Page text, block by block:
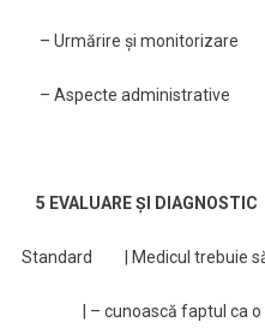
– Urmărire şi monitorizare
– Aspecte administrative
5 EVALUARE ŞI DIAGNOSTIC
Standard | Medicul
| – cunoască faptul ca o